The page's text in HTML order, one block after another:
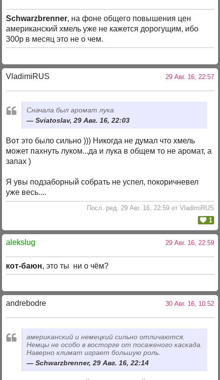
Schwarzbrenner, на фоне общего повышения цен
американский хмель уже не кажется дорогущим, ибо
300р в месяц это не о чем.
VladimiRUS 29 Авг. 16, 22:57
Сначала был аромат лука
Sviatoslav, 29 Авг. 16, 22:03
Вот это было сильно ))) Никогда не думал что хмель
может пахнуть луком...да и лука в общем то не аромат, а
запах )
Я увы подзаборный собрать не успел, покоричневел
уже весь....
Посл. ред. 29 Авг. 16, 22:59 от VladimiRUS
1
alekslug 29 Авг. 16, 22:59
кот-баюн, это ты ни о чём?
andrebodre 30 Авг. 16, 10:52
американский и немецкий сильно отличаются.
Немцы не особо в восторге от посаженого каскада.
Наверно климат играет большую роль.
Schwarzbrenner, 29 Авг. 16, 22:14